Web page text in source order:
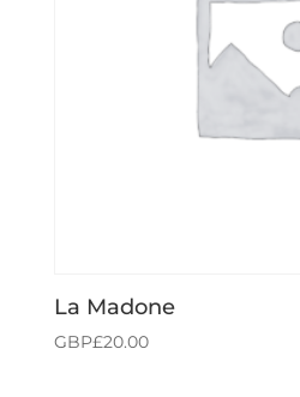
La Madone
GBP£20.00